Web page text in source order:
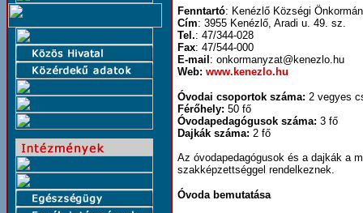
Fenntartó: Kenézlő Községi
Cím: 3955 Kenézlő, Aradi u. 49. sz.
Tel.: 47/344-028
Fax: 47/544-000
E-mail : onkormanyzat@kenezlo.hu
Web: www.kenezlo.hu
Óvodai csoportok száma: 2 vegyes
Férőhely: 50 fő
Óvodapedagógusok száma: 3 fő
Dajkák száma: 2 fő
Az óvodapedagógusok és a dajkák a
szakképzettséggel rendelkeznek.
Óvoda bemutatása